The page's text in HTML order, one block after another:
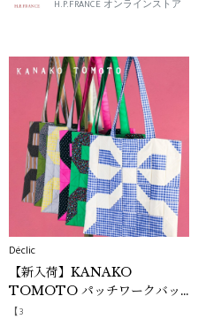
H.P.FRANCE オンラインストア
Déclic
【新入荷】KANAKO
TOMOTO パッチワークバッ
グ
【3